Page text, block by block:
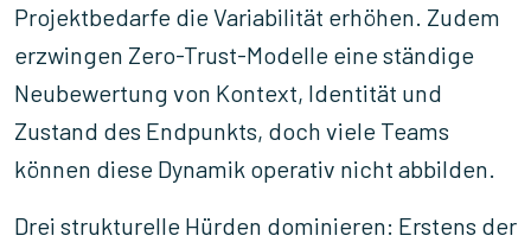
Projektbedarfe die Variabilität erhöhen. Zudem
erzwingen Zero-Trust-Modelle eine ständige
Neubewertung von Kontext, Identität und
Zustand des Endpunkts, doch viele Teams
können diese Dynamik operativ nicht abbilden.
Drei strukturelle Hürden dominieren: Erstens der